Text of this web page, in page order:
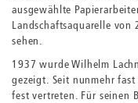
ausgewählte
Landschaftsaquarelle von
sehen.
1937 wurde Wilhelm
gezeigt. Seit nunmehr
fest vertreten. Für seinen